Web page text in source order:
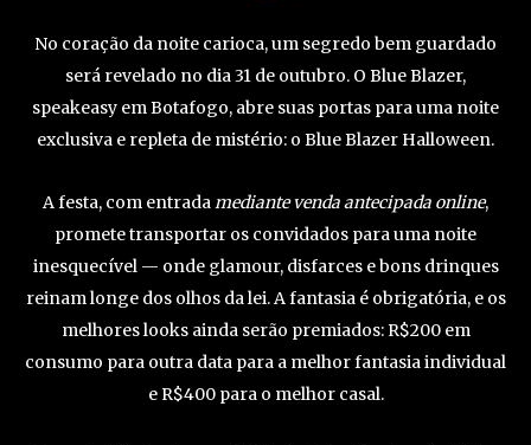
No coração da noite carioca, um segredo bem guardado
será revelado no dia 31 de outubro. O Blue Blazer,
speakeasy em Botafogo, abre suas portas para uma noite
exclusiva e repleta de mistério: o Blue Blazer Halloween.
A festa, com entradamediante venda antecipada online,
promete transportar os convidados para uma noite
inesquecível — onde glamour, disfarces e bons drinques
reinam longe dos olhos da lei. A fantasia é obrigatória, e os
melhores looks ainda serão premiados: R$200 em
consumo para outra data para a melhor fantasia individual
e R$400 para o melhor casal.